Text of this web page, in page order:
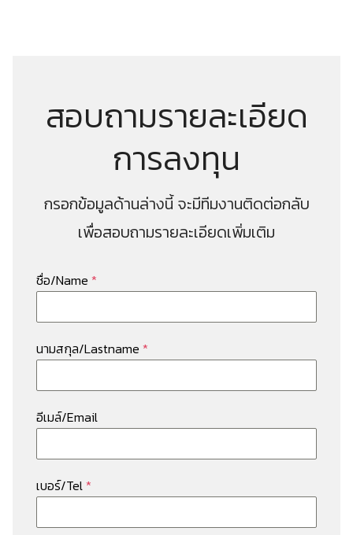
สอบถามรายละเอียด
การลงทุน
กรอกข้อมูลด้านล่างนี้ จะมีทีมงานติดต่อกลับ
เพื่อสอบถามรายละเอียดเพิ่มเติม
ชื่อ/Name *
นามสกุล/Lastname *
อีเมล์/Email
เบอร์/Tel*